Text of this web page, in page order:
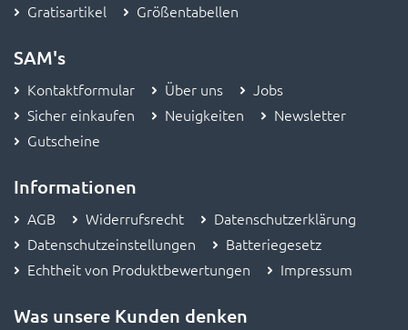
Gratisartikel
Größentabellen
SAM's
Kontaktformular Über uns
Jobs
Sicher einkaufen
Neuigkeiten
Newsletter
Gutscheine
Informationen
AGB Widerrufsrecht
Datenschutzerklärung
Datenschutzeinstellungen
Batteriegesetz
Echtheit von Produktbewertungen
Impressum
Was unsere Kunden denken